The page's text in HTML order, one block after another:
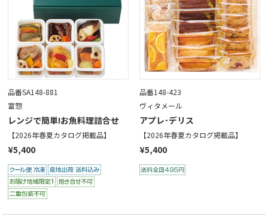
品番SA148-881
富惣
レンジで簡単!お魚料理詰合せ
【2026年春夏カタログ掲載品】
¥5,400
品番148-423
ヴィタメール
アプレ･デリス
【2026年春夏カタログ掲載品】
¥5,400